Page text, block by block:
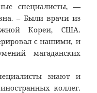
специалисты, —
– Были врачи из
Кореи, США.
с нашими, и
магаданских
знают и
коллег.